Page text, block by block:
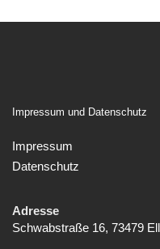
Impressum und Datenschutz
Impressum
Datenschutz
Adresse
Schwabstraße 16, 73479